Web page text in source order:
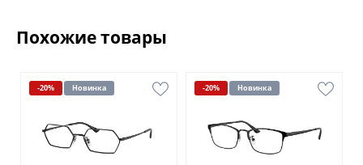
Похожие товары
-20% Новинка -20% Новинка